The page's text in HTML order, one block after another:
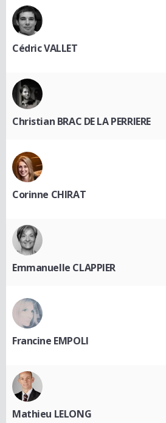
Cédric VALLET
Christian BRAC DE LA PERRIERE
Corinne CHIRAT
Emmanuelle CLAPPIER
Francine EMPOLI
Mathieu LELONG